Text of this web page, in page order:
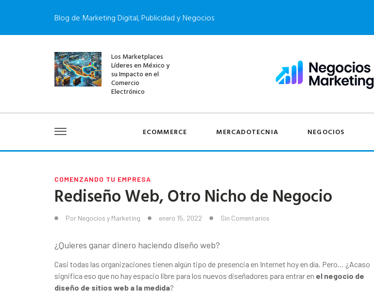
Blog de Marketing Digital, Publicidad y Negocios
Los Marketplaces
Líderes en México y
su Impacto en el
Comercio
Electrónico
ECOMMERCE MERCADOTECNIA NEGOCIOS
COMENZANDO TU EMPRESA
Rediseño Web, Otro Nicho de Negocio
Por Negocios y Marketing enero 15, 2022 Sin Comentarios
¿Quieres ganar dinero haciendo diseño web?
Casi todas las organizaciones tienen algún tipo de presencia en Internet hoy en día. Pero… ¿Acaso
significa eso que no hay espacio libre para los nuevos diseñadores para entrar en el negocio de
diseño de sitios web a la medida?